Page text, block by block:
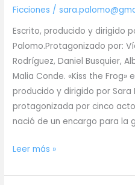
Ficciones /
Escrito, producido y dirigido
Palomo.Protagonizado por:
Rodríguez, Daniel Busquier,
Malia Conde. «Kiss the
producido y dirigido por Sara
protagonizada por cinco
nació de un encargo para la
Corto
the
Leer más »